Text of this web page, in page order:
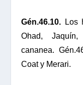
Gén.46.10. Los
Ohad,
cananea.
Coat y Merari.